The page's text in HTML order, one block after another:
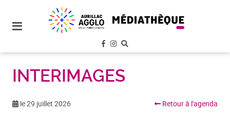
site
INTERIMAGES
le 29 juillet 2026 Retour à l'agenda